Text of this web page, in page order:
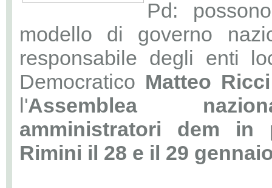
Pd:
modello di governo
responsabile degli enti
Democratico Matteo Ricci
l'Assemblea
amministratori dem in
Rimini il 28 e il 29